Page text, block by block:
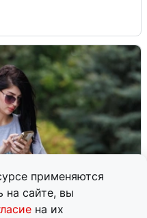
применяются
на сайте, вы
на их